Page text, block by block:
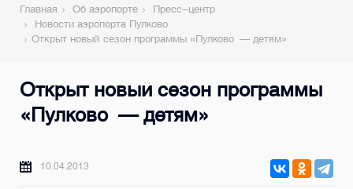
Главная Об аэропорте
Пресс-центр
Новости аэропорта Пулково
Открыт новый сезон программы «Пулково — детям»
Открыт новый сезон программы
«Пулково — детям»
10.04.2013